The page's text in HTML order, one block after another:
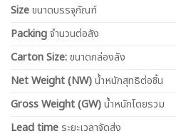
Sizeขนาดบรรจุภัณฑ์
Packingจำนวนต่อลัง
Carton Size:ขนาดกล่องลัง
NetWeight (NW)น้ำหนักสุทธิต่อชิ้น
Gross Weight (GW)น้ำหนักโดยรวม
Lead time ระยะเวลาจัดส่ง